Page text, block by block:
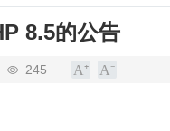
8.5的公告
245